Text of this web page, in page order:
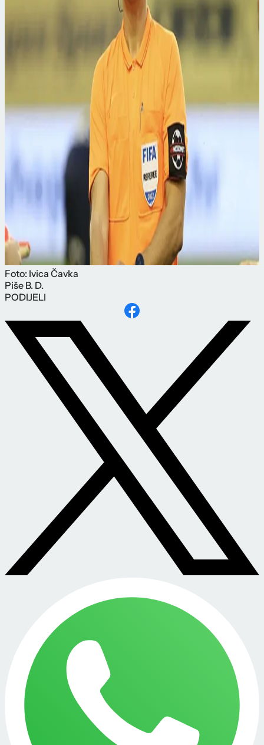
Foto: Ivica Čavka
Piše B. D.
PODIJELI